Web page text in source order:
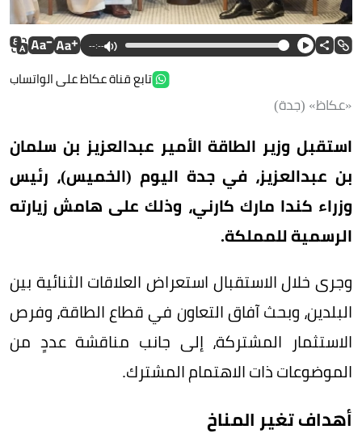
--:--
تابع قناة عكاظ على الواتساب
«عكاظ» (جدة)
استقبل وزير الطاقة الأمير عبدالعزيز بن سلمان
بن عبدالعزيز، في جدة اليوم (الخميس)، رئيس
وزراء كندا مارك كارني، وذلك على هامش زيارته
الرسمية للمملكة.
وجرى خلال الاستقبال استعراض العلاقات الثنائية بين
البلدين، وبحث آفاق التعاون في قطاع الطاقة، وفرص
الاستثمار المشتركة، إلى جانب مناقشة عددٍ من
الموضوعات ذات الاهتمام المشترك.
أهداف تغير المناخ